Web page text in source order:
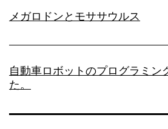
メガロドンとモササウルス
自動車ロボットのプログラミン
た。